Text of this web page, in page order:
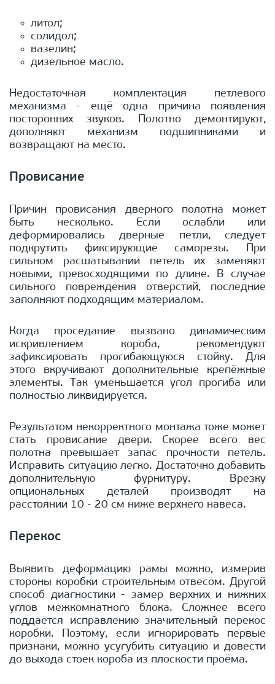
литол;
солидол;
вазелин;
дизельное масло.
Недостаточная комплектация петлевого
механизма - ещё одна причина появления
посторонних звуков. Полотно демонтируют,
дополняют механизм подшипниками и
возвращают на место.
Провисание
Причин провисания дверного полотна может
быть несколько. Если ослабли или
деформировались дверные петли, следует
подкрутить фиксирующие саморезы. При
сильном расшатывании петель их заменяют
новыми, превосходящими по длине. В случае
сильного повреждения отверстий, последние
заполняют подходящим материалом.
Когда проседание вызвано динамическим
искривлением короба, рекомендуют
зафиксировать прогибающуюся стойку. Для
этого вкручивают дополнительные крепёжные
элементы. Так уменьшается угол прогиба или
полностью ликвидируется.
Результатом некорректного монтажа тоже может
стать провисание двери. Скорее всего вес
полотна превышает запас прочности петель.
Исправить ситуацию легко. Достаточно добавить
дополнительную фурнитуру. Врезку
опциональных деталей производят на
расстоянии 10 - 20 см ниже верхнего навеса.
Перекос
Выявить деформацию рамы можно, измерив
стороны коробки строительным отвесом. Другой
способ диагностики - замер верхних и нижних
углов межкомнатного блока. Сложнее всего
поддаётся исправлению значительный перекос
коробки. Поэтому, если игнорировать первые
признаки, можно усугубить ситуацию и довести
до выхода стоек короба из плоскости проёма.